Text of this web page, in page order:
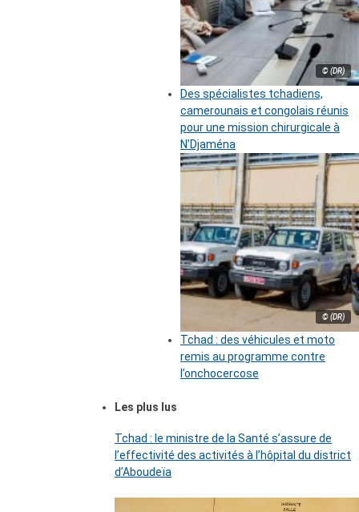
© (DR)
Des spécialistes tchadiens,
camerounais et congolais réunis
pour une mission chirurgicale à
N’Djaména
© (DR)
Tchad : des véhicules et moto
remis au programme contre
l’onchocercose
Les plus lus
Tchad : le ministre de la Santé s’assure de
l’effectivité des activités à l’hôpital du district
d’Aboudeïa